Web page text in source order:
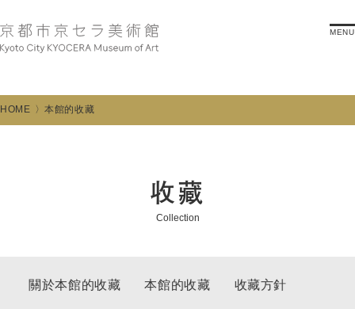
MENU
HOME 本館的收藏
收藏
Collection
關於本館的收藏 本館的收藏 收藏方針